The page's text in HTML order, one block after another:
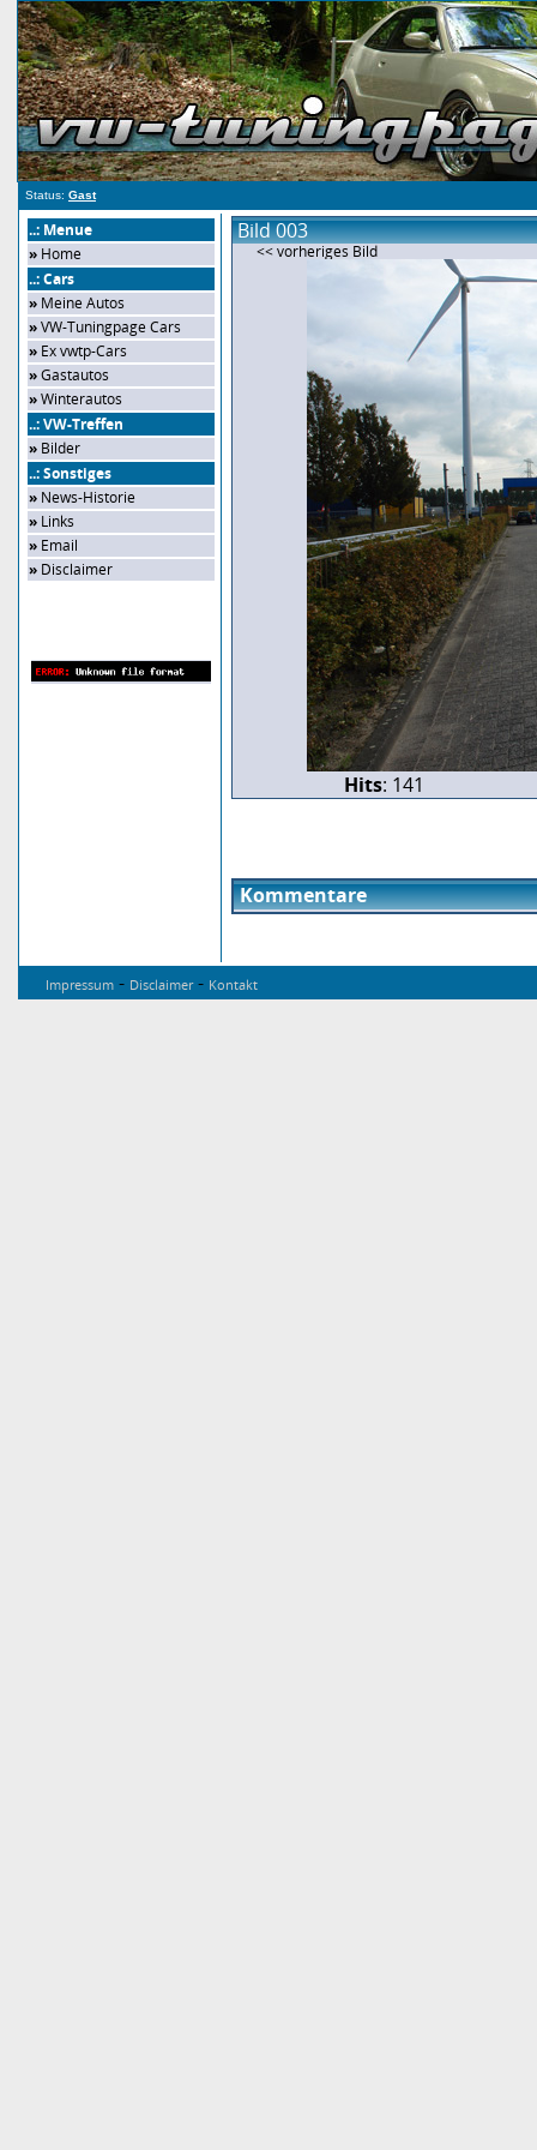
Status: Gast
..: Menue
» Home
..: Cars
» Meine Autos
»VW-Tuningpage Cars
» Ex vwtp-Cars
»Gastautos
»Winterautos
..: VW-Treffen
» Bilder
..: Sonstiges
» News-Historie
» Links
» Email
» Disclaimer
Bild 003
<< vorheriges Bild
Hits: 141
Kommentare
Impressum - Disclaimer- Kontakt